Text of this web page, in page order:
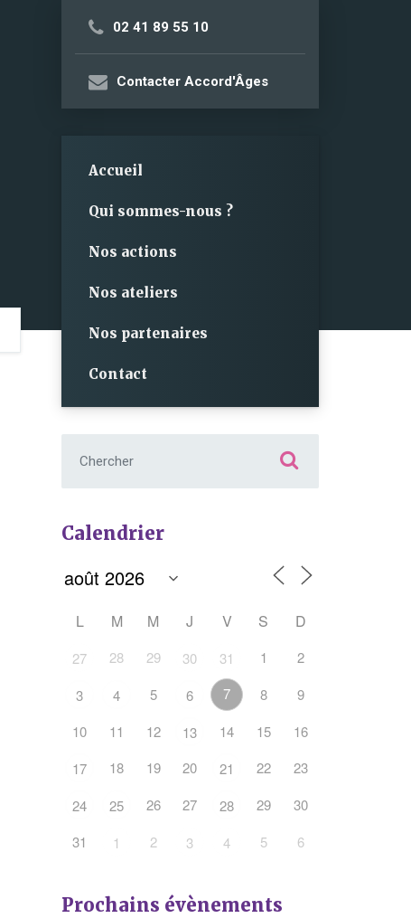
Outlook Live
02 41 89 55 10
Contacter Accord'Âges
Accueil
Qui sommes-nous ?
Nos actions
Nos ateliers
Nos partenaires
Contact
Calendrier
L M M J V S D
27 28 29 30 31 1
2
3
4 5 6 7 8
9
10
11 12 13 14 15
16
17
18 19 20 21 22
23
24
25 26 27 28 29
30
31
1 2 3 4 5 6
Prochains évènements